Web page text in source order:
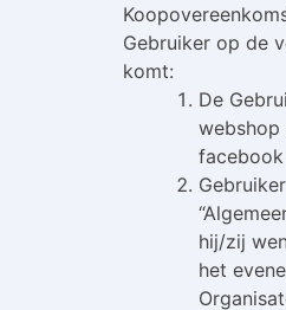
Gebruiker op de
komt:
De
hij/zij
het